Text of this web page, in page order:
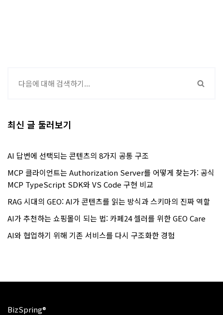
최신 글 둘러보기
AI 답변에 선택되는 콘텐츠의 8가지 공통 구조
MCP 클라이언트는 Authorization Server를 어떻게 찾는가: 공식
MCP TypeScript SDK와 VS Code 구현 비교
RAG 시대의 GEO: AI가 콘텐츠를 읽는 방식과 스키마의 진짜 역할
AI가 추천하는 쇼핑몰이 되는 법: 카페24 셀러를 위한 GEO Care
AI와 협업하기 위해 기존 서비스를 다시 구조화한 경험
BizSpring®